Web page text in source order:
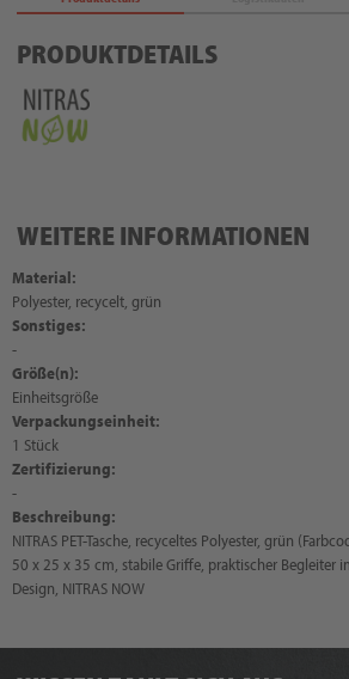
PRODUKTDETAILS
WEITERE INFORMATIONEN
Material:
Polyester, recycelt, grün
Sonstiges:
-
Größe(n):
Einheitsgröße
Verpackungseinheit:
1 Stück
Zertifizierung:
-
Beschreibung:
NITRAS PET-Tasche, recyceltes Polyester, grün
50 x 25 x 35 cm, stabile Griffe, praktischer Begleiter
Design, NITRAS NOW